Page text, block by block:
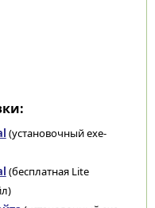
(установочный exe-
(бесплатная Lite